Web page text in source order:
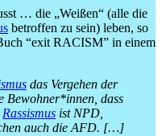
… die „Weißen“ (alle die
betroffen zu sein) leben, so
“exit RACISM” in einem
das Vergehen der
Bewohner*innen, dass
Rassismus ist NPD,
auch die AFD. […]